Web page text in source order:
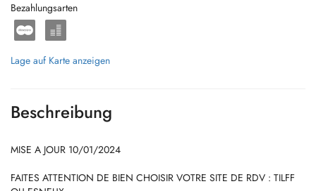
Bezahlungsarten
Lage auf Karte anzeigen
Beschreibung
MISE A JOUR 10/01/2024
FAITES ATTENTION DE BIEN CHOISIR VOTRE SITE DE RDV : TILFF